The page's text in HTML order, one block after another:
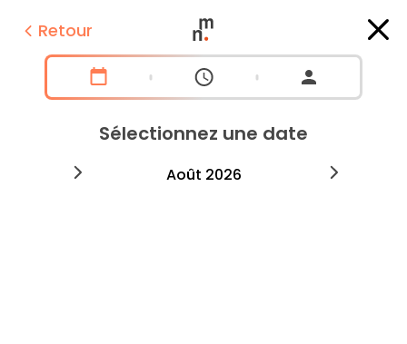
Retour
Sélectionnez une date
août 2026